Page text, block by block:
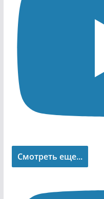
Смотреть еще...